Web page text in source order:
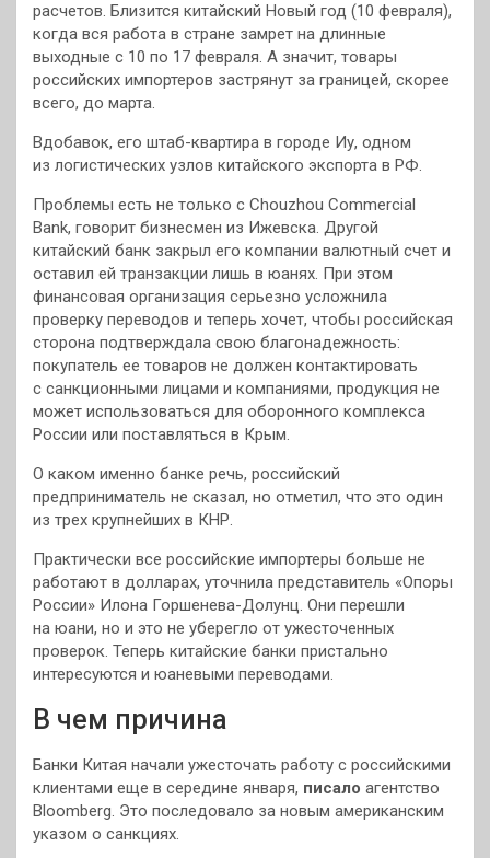
расчетов. Близится китайский Новый год (10 февраля),
когда вся работа в стране замрет на длинные
выходные с 10 по 17 февраля. А значит, товары
российских импортеров застрянут за границей, скорее
всего, до марта.
Вдобавок, его штаб-квартира в городе Иу, одном
из логистических узлов китайского экспорта в РФ.
Проблемы есть не только с Chouzhou Commercial
Bank, говорит бизнесмен из Ижевска. Другой
китайский банк закрыл его компании валютный счет и
оставил ей транзакции лишь в юанях. При этом
финансовая организация серьезно усложнила
проверку переводов и теперь хочет, чтобы российская
сторона подтверждала свою благонадежность:
покупатель ее товаров не должен контактировать
с санкционными лицами и компаниями, продукция не
может использоваться для оборонного комплекса
России или поставляться в Крым.
О каком именно банке речь, российский
предприниматель не сказал, но отметил, что это один
из трех крупнейших в КНР.
Практически все российские импортеры больше не
работают в долларах, уточнила представитель «Опоры
России» Илона Горшенева-Долунц. Они перешли
на юани, но и это не уберегло от ужесточенных
проверок. Теперь китайские банки пристально
интересуются и юаневыми переводами.
В чем причина
Банки Китая начали ужесточать работу с российскими
клиентами еще в середине января, писало агентство
Bloomberg. Это последовало за новым американским
указом о санкциях.